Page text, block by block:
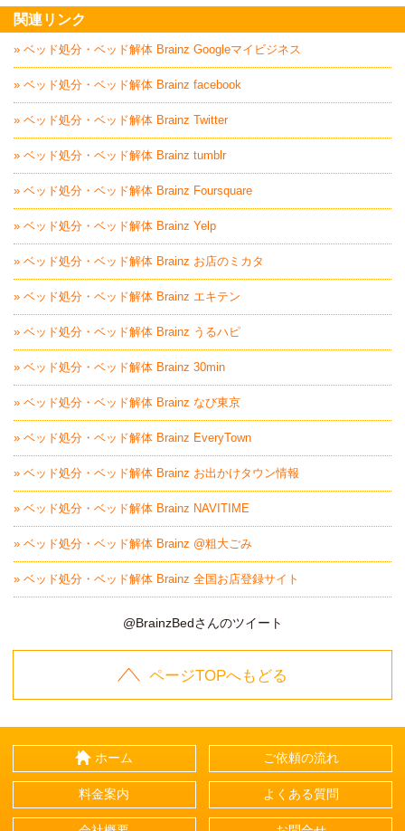
関連リンク
» ベッド処分・ベッド解体 Brainz Googleマイビジネス
» ベッド処分・ベッド解体 Brainz facebook
» ベッド処分・ベッド解体 Brainz Twitter
» ベッド処分・ベッド解体 Brainz tumblr
» ベッド処分・ベッド解体 Brainz Foursquare
» ベッド処分・ベッド解体 Brainz Yelp
» ベッド処分・ベッド解体 Brainz お店のミカタ
» ベッド処分・ベッド解体 Brainz エキテン
» ベッド処分・ベッド解体 Brainz うるハピ
» ベッド処分・ベッド解体 Brainz 30min
» ベッド処分・ベッド解体 Brainz なび東京
» ベッド処分・ベッド解体 Brainz EveryTown
» ベッド処分・ベッド解体 Brainz お出かけタウン情報
» ベッド処分・ベッド解体 Brainz NAVITIME
» ベッド処分・ベッド解体 Brainz @粗大ごみ
» ベッド処分・ベッド解体 Brainz 全国お店登録サイト
@BrainzBedさんのツイート
ページTOPへもどる
ホーム ご依頼の流れ
料金案内 よくある質問